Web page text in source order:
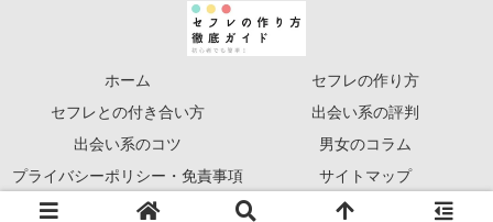
ホーム
セフレの作り方
セフレとの付き合い方
出会い系の評判
出会い系のコツ
男女のコラム
プライバシーポリシー・免責事項
サイトマップ
© 2020 セフレの作り方徹底ガイド.